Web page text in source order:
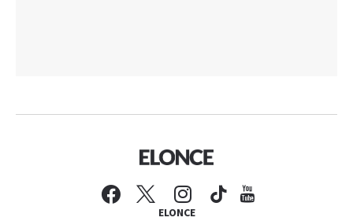
ELONCE